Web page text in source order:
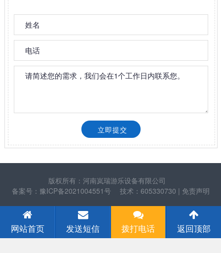
版权所有：河南岚瑞游乐设备有限公司
备案号：豫ICP备2021004551号
技术：605330730 | 免责声明
网站首页 发送短信 拨打电话 返回顶部